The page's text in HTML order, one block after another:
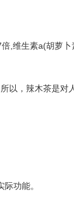
,维生素a(胡萝卜
以，辣木茶是对
功能。